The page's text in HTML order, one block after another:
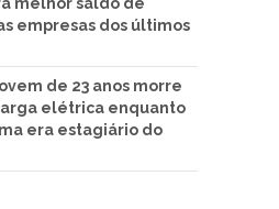
empresas dos últimos
de 23 anos morre
elétrica enquanto
era estagiário do